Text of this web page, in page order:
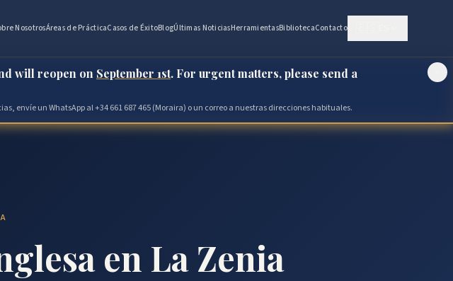
NosotrosÁreas de PrácticaCasos de ÉxitoBlogÚltimas NoticiasHerramientasBibliotecaContacto
will reopen on September 1st. For urgent matters, please send a
envíe un WhatsApp al +34 661 687 465 (Moraira) o un correo a nuestras direcciones habituales.
en La Zenia